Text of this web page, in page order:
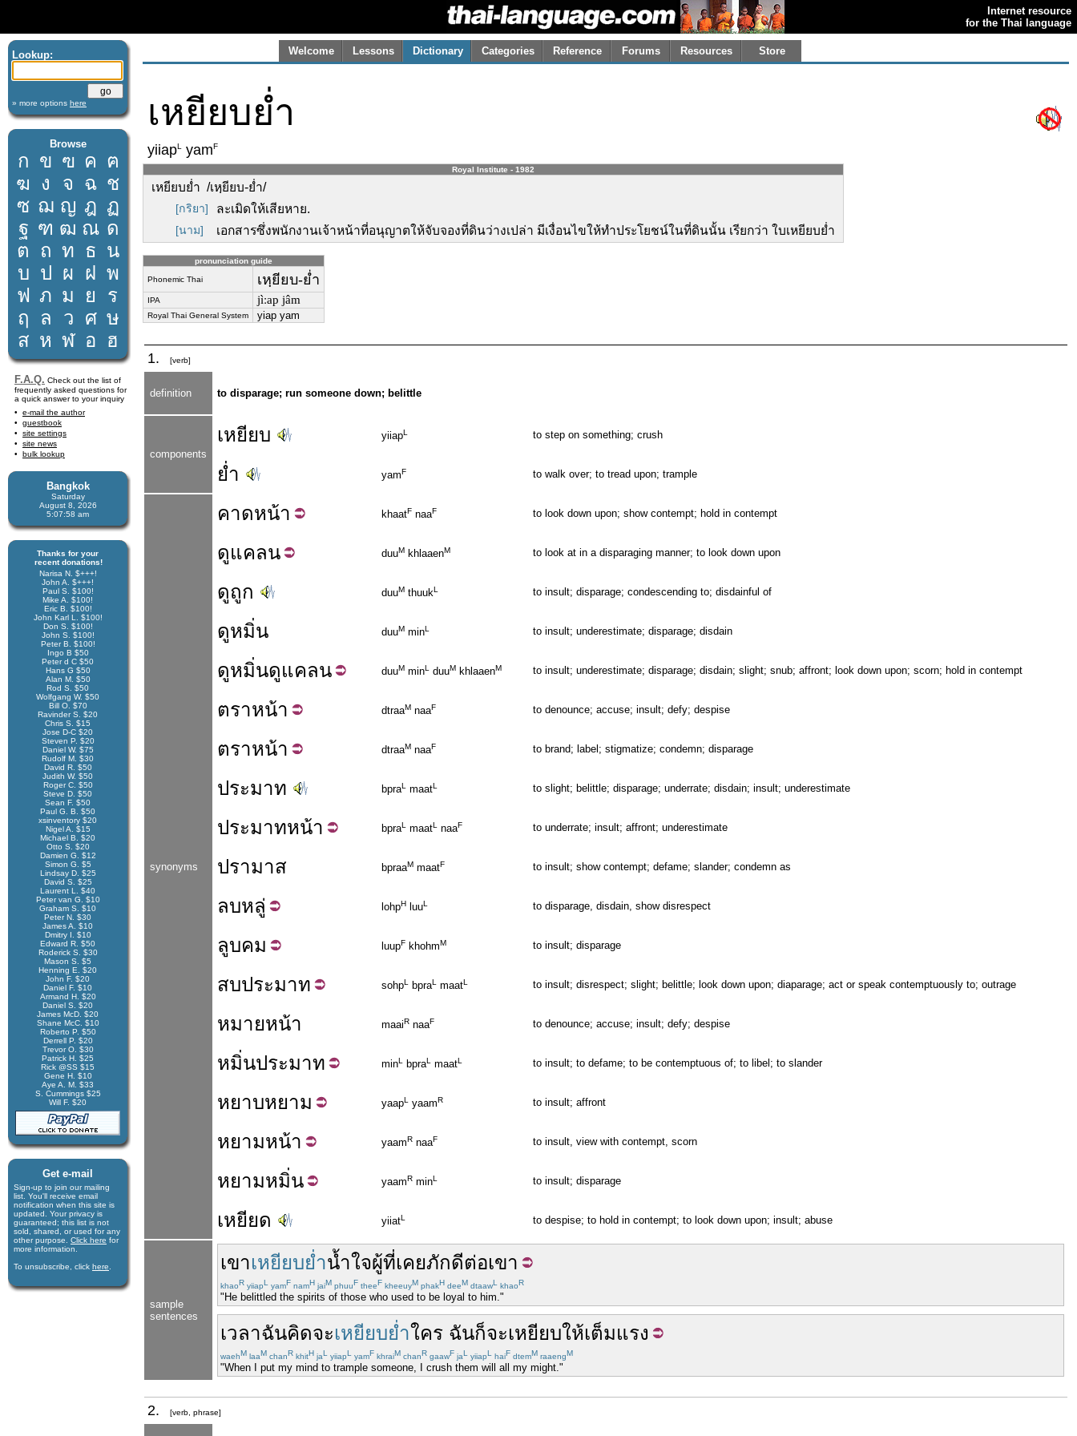
Internet resource
for the Thai language
Lookup:
» more options here
Browse
ก ข ฃ ค ฅ
ฆ ง จ ฉ ช
ซ ฌ ญ ฎ ฏ
ฐ ฑ ฒ ณ ด
ต ถ ท ธ น
บ ป ผ ฝ พ
ฟ ภ ม ย
ร
ฤ
ล ว ศ ษ
ส ห ฬ อ ฮ
F.A.Q. Check out the list of
frequently asked questions for
a quick answer to your inquiry
e-mail the author
guestbook
site settings
site news
bulk lookup
Bangkok
Saturday
August 8, 2026
5:07:59 am
Thanks for your
recent donations!
Narisa N. $+++!
John A. $+++!
Paul S. $100!
Mike A. $100!
Eric B. $100!
John Karl L. $100!
Don S. $100!
John S. $100!
Peter B. $100!
Ingo B $50
Peter d C $50
Hans G $50
Alan M. $50
Rod S. $50
Wolfgang W. $50
Bill O. $70
Ravinder S. $20
Chris S. $15
Jose D-C $20
Steven P. $20
Daniel W. $75
Rudolf M. $30
David R. $50
Judith W. $50
Roger C. $50
Steve D. $50
Sean F. $50
Paul G. B. $50
xsinventory $20
Nigel A. $15
Michael B. $20
Otto S. $20
Damien G. $12
Simon G. $5
Lindsay D. $25
David S. $25
Laurent L. $40
Peter van G. $10
Graham S. $10
Peter N. $30
James A. $10
Dmitry I. $10
Edward R. $50
Roderick S. $30
Mason S. $5
Henning E. $20
John F. $20
Daniel F. $10
Armand H. $20
Daniel S. $20
James McD. $20
Shane McC. $10
Roberto P. $50
Derrell P. $20
Trevor O. $30
Patrick H. $25
Rick @SS $15
Gene H. $10
Aye A. M. $33
S. Cummings $25
Will F. $20
Get e-mail
Sign-up to join our mail­ing
list. You'll receive e­mail
notification when this site is
updated. Your privacy is
guaran­teed; this list is not
sold, shared, or used for any
other purpose. Click here for
more infor­mation.
To unsubscribe, click here
Welcome Lessons Dictionary Categories Reference Forums Resources Store
เหยียบย่ำ
yiiapL yamF
Royal Institute - 1982
เหยียบย่ำ /เหฺยียบ-ย่ำ/
[กริยา] ละเมิดให้เสียหาย.
[นาม] เอกสารซึ่งพนักงานเจ้าหน้าที่อนุญาตให้จับจองที่ดินว่างเปล่า มีเงื่อนไขให้ทำประโยชน์ในที่ดินนั้น เรียกว่า ใบเหยียบย่ำ
pronunciation guide
Phonemic Thai เหฺยียบ-ย่ำ
IPA jìːap jâm
Royal Thai General System yiap yam
1. [verb]
definition to disparage; run someone down; belittle
components
เหยียบ yiiapL to step on something; crush
ย่ำ yamF to walk over; to tread upon; trample
synonyms
คาดหน้า khaatF naaF to look down upon; show contempt; hold in contempt
ดูแคลน duuM khlaaenM to look at in a disparaging manner; to look down upon
ดูถูก duuM thuukL to insult; disparage; condescending to; disdainful of
ดูหมิ่น duuM minL to insult; underestimate; disparage; disdain
ดูหมิ่นดูแคลน duuM minL duuM khlaaenM to insult; underestimate; disparage; disdain; slight; snub; affront; look down upon; scorn; hold in contempt
ตราหน้า dtraaM naaF to denounce; accuse; insult; defy; despise
ตราหน้า dtraaM naaF to brand; label; stigmatize; condemn; disparage
ประมาท bpraL maatL to slight; belittle; disparage; underrate; disdain; insult; underestimate
ประมาทหน้า bpraL maatL naaF to underrate; insult; affront; underestimate
ปรามาส bpraaM maatF to insult; show contempt; defame; slander; condemn as
ลบหลู่ lohpH luuL to disparage, disdain, show disrespect
ลูบคม luupF khohmM to insult; disparage
สบประมาท sohpL bpraL maatL to insult; disrespect; slight; belittle; look down upon; diaparage; act or speak contemptuously to; outrage
หมายหน้า maaiR naaF to denounce; accuse; insult; defy; despise
หมิ่นประมาท minL bpraL maatL to insult; to defame; to be contemptuous of; to libel; to slander
หยาบหยาม yaapL yaamR to insult; affront
หยามหน้า yaamR naaF to insult, view with contempt, scorn
หยามหมิ่น yaamR minL to insult; disparage
เหยียด yiiatL to despise; to hold in contempt; to look down upon; insult; abuse
sample
sentences
เขาเหยียบย่ำน้ำใจผู้ที่เคยภักดีต่อเขา
khaoR yiiapL yamF namH jaiM phuuF theeF kheeuyM phakH deeM dtaawL khaoR
"He belittled the spirits of those who used to be loyal to him."
เวลาฉันคิดจะเหยียบย่ำใคร ฉันก็จะเหยียบให้เต็มแรง
waehM laaM chanR khitH jaL yiiapL yamF khraiM chanR gaawF jaL yiiapL haiF dtemM raaengM
"When I put my mind to trample someone, I crush them will all my might."
2. [verb, phrase]